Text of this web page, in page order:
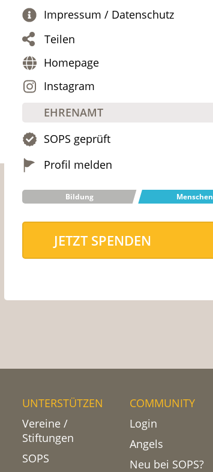
Impressum / Datenschutz
Teilen
Homepage
Instagram
EHRENAMT
SOPS geprüft
Profil melden
Bildung Menschen
JETZT SPENDEN
UNTERSTÜTZEN
Vereine /
Stiftungen
SOPS
COMMUNITY
Login
Angels
Neu bei SOPS?